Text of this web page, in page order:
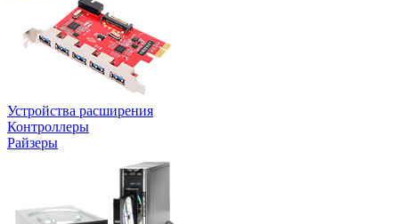
Устройства расширения
Контроллеры
Райзеры